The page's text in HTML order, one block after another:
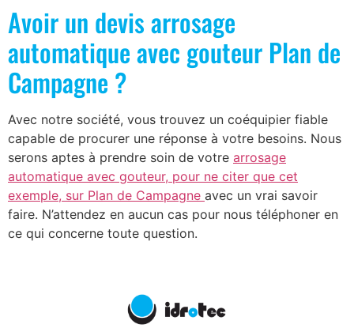
Avoir un devis arrosage
automatique avec gouteur Plan de
Campagne ?
Avec notre société, vous trouvez un coéquipier fiable
capable de procurer une réponse à votre besoins. Nous
serons aptes à prendre soin de votre arrosage
automatique avec gouteur, pour ne citer que cet
exemple, sur Plan de Campagne avec un vrai savoir
faire. N’attendez en aucun cas pour nous téléphoner en
ce qui concerne toute question.